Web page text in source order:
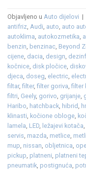
Objavljeno u Auto dijelovi |
antifriz, Audi, auto, auto
autoklima, autokozmetika,
benzin, benzinac, Beyond
cijene, dacia, design,
kočnice, disk pločice,
djeca, doseg, electric,
filtar,filter,filter goriva,filter
filtri, Geely, gorivo, grijanje,
Haribo, hatchback, hibrid,
klinasti, kočione obloge,
lamela, LED, ležajevi kotača,
servis, mazda, metlice,
mup, nissan, obljetnica,
pickup, platneni, platneni
pneumatik, postignuća,